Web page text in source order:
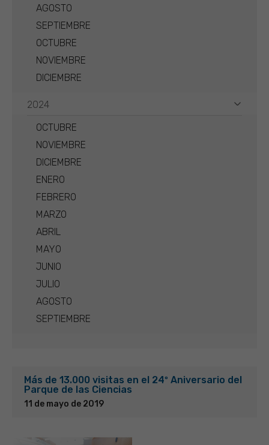
AGOSTO
SEPTIEMBRE
OCTUBRE
NOVIEMBRE
DICIEMBRE
2024
OCTUBRE
NOVIEMBRE
DICIEMBRE
ENERO
FEBRERO
MARZO
ABRIL
MAYO
JUNIO
JULIO
AGOSTO
SEPTIEMBRE
Más de 13.000 visitas en el 24º Aniversario del
Parque de las Ciencias
11 de mayo de 2019